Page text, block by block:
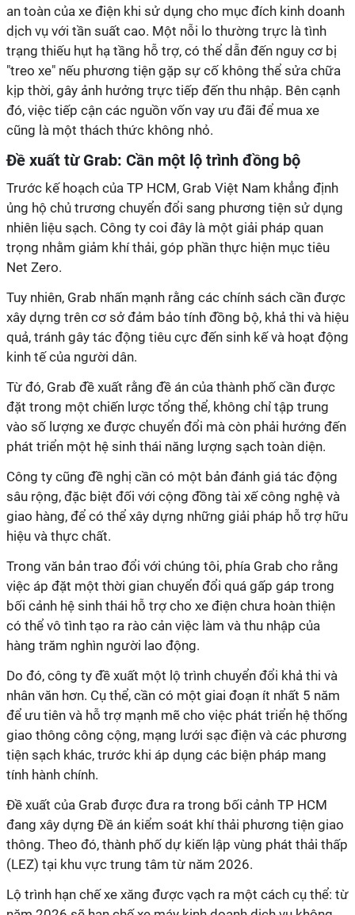
an toàn của xe điện khi sử dụng cho mục đích kinh doanh
dịch vụ với tần suất cao. Một nỗi lo thường trực là tình
trạng thiếu hụt hạ tầng hỗ trợ, có thể dẫn đến nguy cơ bị
"treo xe" nếu phương tiện gặp sự cố không thể sửa chữa
kịp thời, gây ảnh hưởng trực tiếp đến thu nhập. Bên cạnh
đó, việc tiếp cận các nguồn vốn vay ưu đãi để mua xe
cũng là một thách thức không nhỏ.
Đề xuất từ Grab: Cần một lộ trình đồng bộ
Trước kế hoạch của TP HCM, Grab Việt Nam khẳng định
ủng hộ chủ trương chuyển đổi sang phương tiện sử dụng
nhiên liệu sạch. Công ty coi đây là một giải pháp quan
trọng nhằm giảm khí thải, góp phần thực hiện mục tiêu
Net Zero.
Tuy nhiên, Grab nhấn mạnh rằng các chính sách cần được
xây dựng trên cơ sở đảm bảo tính đồng bộ, khả thi và hiệu
quả, tránh gây tác động tiêu cực đến sinh kế và hoạt động
kinh tế của người dân.
Từ đó, Grab đề xuất rằng đề án của thành phố cần được
đặt trong một chiến lược tổng thể, không chỉ tập trung
vào số lượng xe được chuyển đổi mà còn phải hướng đến
phát triển một hệ sinh thái năng lượng sạch toàn diện.
Công ty cũng đề nghị cần có một bản đánh giá tác động
sâu rộng, đặc biệt đối với cộng đồng tài xế công nghệ và
giao hàng, để có thể xây dựng những giải pháp hỗ trợ hữu
hiệu và thực chất.
Trong văn bản trao đổi với chúng tôi, phía Grab cho rằng
việc áp đặt một thời gian chuyển đổi quá gấp gáp trong
bối cảnh hệ sinh thái hỗ trợ cho xe điện chưa hoàn thiện
có thể vô tình tạo ra rào cản việc làm và thu nhập của
hàng trăm nghìn người lao động.
Do đó, công ty đề xuất một lộ trình chuyển đổi khả thi và
nhân văn hơn. Cụ thể, cần có một giai đoạn ít nhất 5 năm
để ưu tiên và hỗ trợ mạnh mẽ cho việc phát triển hệ thống
giao thông công cộng, mạng lưới sạc điện và các phương
tiện sạch khác, trước khi áp dụng các biện pháp mang
tính hành chính.
Đề xuất của Grab được đưa ra trong bối cảnh TP HCM
đang xây dựng Đề án kiểm soát khí thải phương tiện giao
thông. Theo đó, thành phố dự kiến lập vùng phát thải thấp
(LEZ) tại khu vực trung tâm từ năm 2026.
Lộ trình hạn chế xe xăng được vạch ra một cách cụ thể: từ